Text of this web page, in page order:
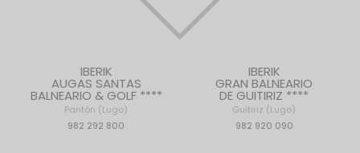
IBERIK
AUGAS SANTAS
BALNEARIO & GOLF ****
Pantón (Lugo)
982 292 800
IBERIK
GRAN BALNEARIO
DE GUITIRIZ ****
Guitiriz (Lugo)
982 920 090